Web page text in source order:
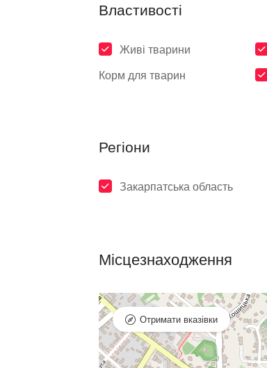
Властивості
Живі тварини
Корм для тварин
Регіони
Закарпатська область
Місцезнаходження
Отримати вказівки